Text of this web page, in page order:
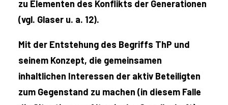
zu Elementen des Konflikts der Generationen
(vgl. Glaser u. a. 12).
Mit der Entstehung des Begriffs ThP und
seinem Konzept, die gemeinsamen
inhaltlichen Interessen der aktiv Beteiligten
zum Gegenstand zu machen (in diesem Falle